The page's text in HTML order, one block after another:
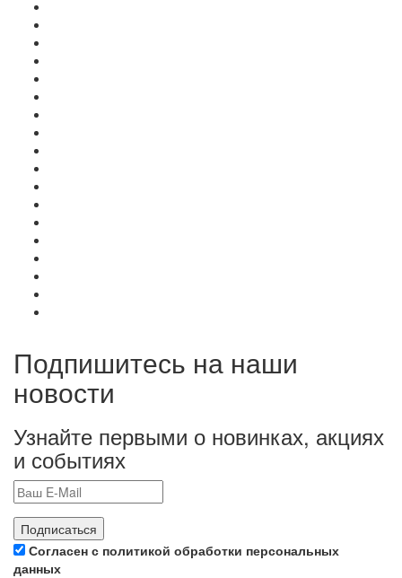
Подпишитесь на наши
новости
Узнайте первыми о новинках, акциях
и событиях
Подписаться
Согласен с политикой обработки персональных
данных